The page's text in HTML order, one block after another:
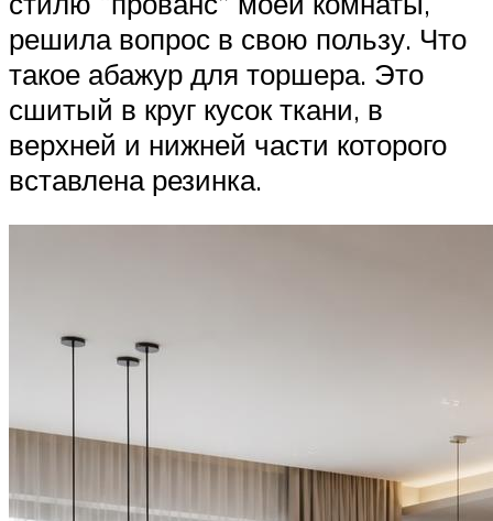
решила вопрос в свою пользу. Что
такое абажур для торшера. Это
сшитый в круг кусок ткани, в
верхней и нижней части которого
вставлена резинка.